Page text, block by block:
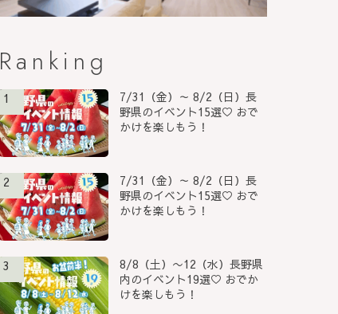
Ranking
1
7/31（金）～ 8/2（日）長
野県のイベント15選♡ おで
かけを楽しもう！
2
7/31（金）～ 8/2（日）長
野県のイベント15選♡ おで
かけを楽しもう！
3
8/8（土）〜12（水）長野県
内のイベント19選♡ おでか
けを楽しもう！